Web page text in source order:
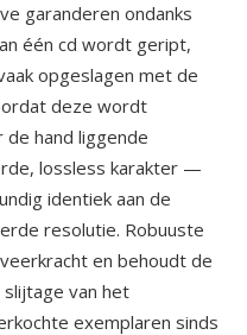
garanderen ondanks
één cd wordt geript,
opgeslagen met de
deze wordt
hand liggende
lossless karakter —
identiek aan de
resolutie. Robuuste
en behoudt de
van het
exemplaren sinds